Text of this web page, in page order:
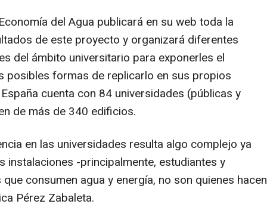
del Agua publicará en su web toda la
de este proyecto y organizará diferentes
del ámbito universitario para exponerles el
posibles formas de replicarlo en sus propios
cuenta con 84 universidades (públicas y
de más de 340 edificios.
en las universidades resulta algo complejo ya
instalaciones -principalmente, estudiantes y
consumen agua y energía, no son quienes hacen
Pérez Zabaleta.